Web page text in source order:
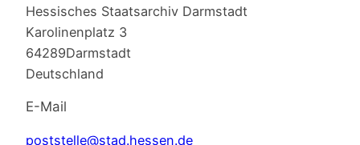
Hessisches Staatsarchiv Darmstadt
Karolinenplatz 3
64289Darmstadt
Deutschland
E-Mail
poststelle@stad.hessen.de